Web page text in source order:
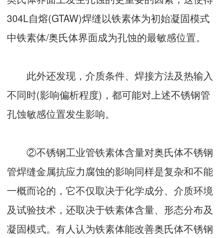
304L自熔(GTAW)焊缝以铁素体为初始凝固模式
中铁素体/奥氏体界面成为孔蚀的最敏感位置。
此外还发现，介质条件、焊接方法及热输入
不同时(影响偏析程度)，都可能对上述不锈钢管
孔蚀敏感位置发生影响。
②不锈钢工业管铁素体含量对奥氏体不锈钢
管焊缝金属抗应力腐蚀的影响同样是复杂和不能
一概而论的，它不仅取决于化学成分、介质环境
及试验技术，还取决于铁素体含量、形态分布及
凝固模式。有人认为铁素体能改善奥氏体不锈钢